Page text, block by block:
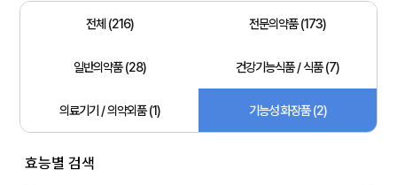
전체 (216) 전문의약품 (173)
일반의약품 (28) 건강기능식품 / 식품 (7)
의료기기 / 의약외품 (1) 기능성 화장품 (2)
효능별 검색